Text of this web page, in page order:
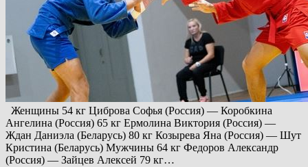
Женщины 54 кг Циброва Софья (Россия) — Коробкина
Ангелина (Россия) 65 кг Ермолина Виктория (Россия) —
Ждан Даниэла (Беларусь) 80 кг Козырева Яна (Россия) — Шут
Кристина (Беларусь) Мужчины 64 кг Федоров Александр
(Россия) — Зайцев Алексей 79 кг…